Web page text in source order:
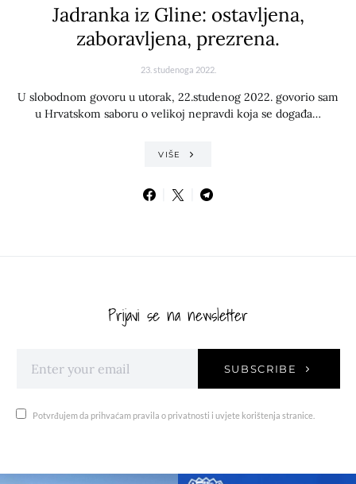
Jadranka iz Gline: ostavljena,
zaboravljena, prezrena.
23. studenoga 2022.
U slobodnom govoru u utorak, 22.studenog 2022. govorio sam
u Hrvatskom saboru o velikoj nepravdi koja se događa…
VIŠE
Prijavi se na newsletter
SUBSCRIBE
Potvrđujem da prihvaćam pravila o privatnosti i uvjete korištenja stranice.